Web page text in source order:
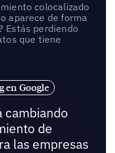
colocalizado
aparece de forma
Estás perdiendo
que tiene
en Google
cambiando
de
las empresas